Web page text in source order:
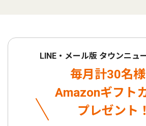
LINE・メール版 タウンニュ
毎月計30名
Amazonギフト
プレゼント！